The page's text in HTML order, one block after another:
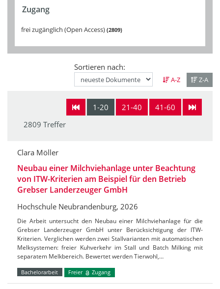
Zugang
frei zugänglich (Open Access) 2809
Sortieren nach:
A-Z Z-A
1-20 21-40
41-60
2809 Treffer
Clara Möller
Neubau einer Milchviehanlage unter Beachtung
von ITW-Kriterien am Beispiel für den Betrieb
Grebser Landerzeuger GmbH
Hochschule Neubrandenburg, 2026
Die Arbeit untersucht den Neubau einer Milchviehanlage für die
Grebser Landerzeuger GmbH unter Berücksichtigung der ITW-
Kriterien. Verglichen werden zwei Stallvarianten mit automatischen
Melksystemen: freier Kuhverkehr im Stall und Batch Milking mit
separatem Melkbereich. Bewertet werden Tierwohl,…
Bachelorarbeit Freier Zugang